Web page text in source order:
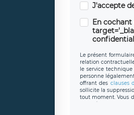
J'accepte
En
Le présent
relation
le service
personne
offrant des clauses
sollicite la
tout moment. Vous
caractère
protection des